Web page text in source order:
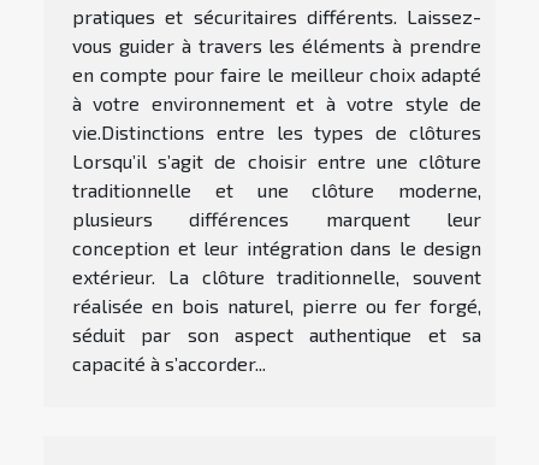
pratiques et sécuritaires différents. Laissez-
vous guider à travers les éléments à prendre
en compte pour faire le meilleur choix adapté
à votre environnement et à votre style de
vie.Distinctions entre les types de clôtures
Lorsqu’il s’agit de choisir entre une clôture
traditionnelle et une clôture moderne,
plusieurs différences marquent leur
conception et leur intégration dans le design
extérieur. La clôture traditionnelle, souvent
réalisée en bois naturel, pierre ou fer forgé,
séduit par son aspect authentique et sa
capacité à s’accorder...